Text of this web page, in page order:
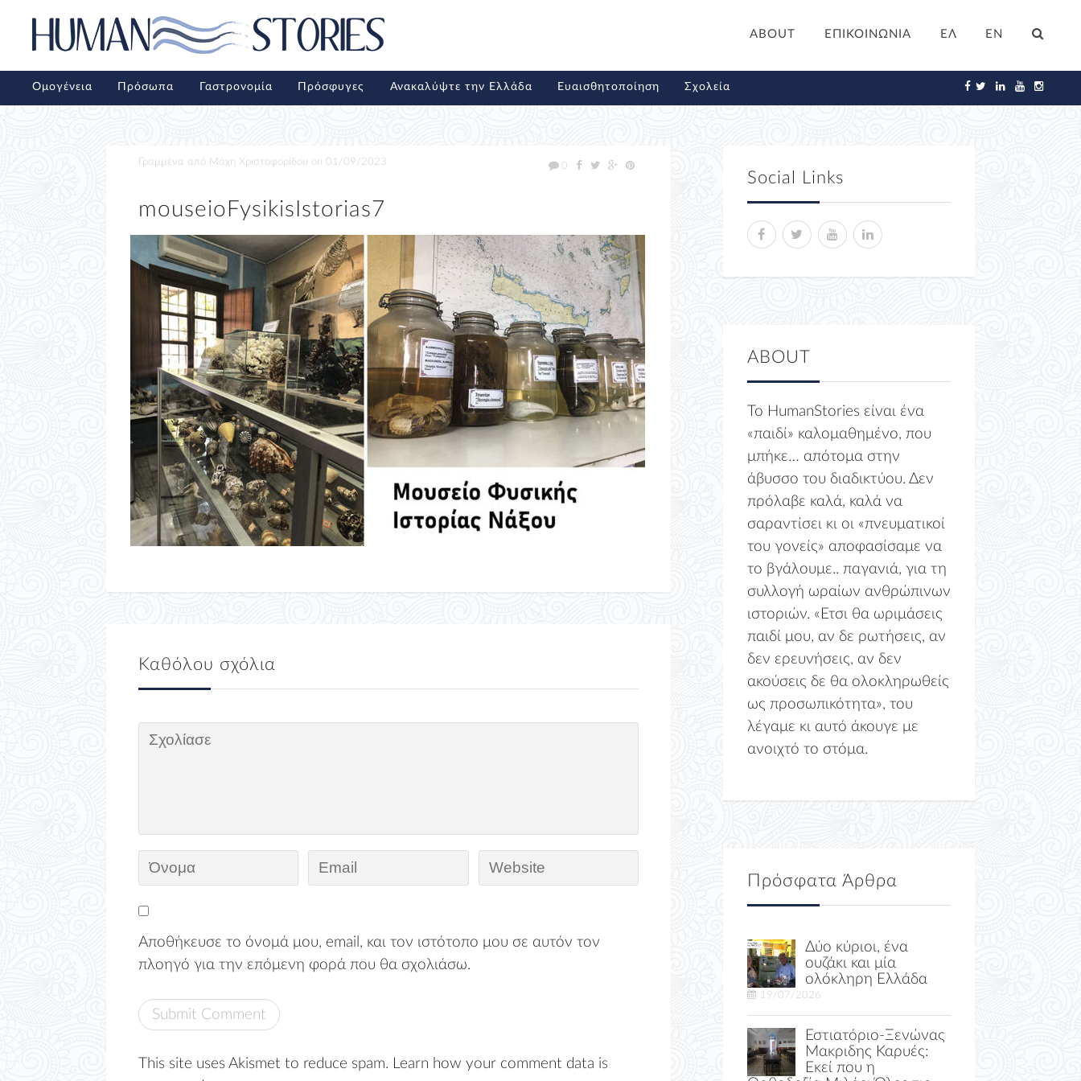
ABOUT ΕΠΙΚΟΙΝΩΝΙΑ ΕΛ EN
Ομογένεια Πρόσωπα Γαστρονομία Πρόσφυγες Ανακαλύψτε την Ελλάδα Ευαισθητοποίηση Σχολεία
Γραμμένα από Μάχη Χριστοφορίδου on 01/09/2023 0
mouseioFysikisIstorias7
Καθόλου σχόλια
Αποθήκευσε το όνομά μου, email, και τον ιστότοπο μου σε αυτόν τον
πλοηγό για την επόμενη φορά που θα σχολιάσω.
This site uses Akismet to reduce spam. Learn how your comment data is
Social Links
ABOUT
Το HumanStories είναι ένα
«παιδί» καλομαθημένο, που
μπήκε… απότομα στην
άβυσσο του διαδικτύου. Δεν
πρόλαβε καλά, καλά να
σαραντίσει κι οι «πνευματικοί
του γονείς» αποφασίσαμε να
το βγάλουμε.. παγανιά, για τη
συλλογή ωραίων ανθρώπινων
ιστοριών. «Ετσι θα ωριμάσεις
παιδί μου, αν δε ρωτήσεις, αν
δεν ερευνήσεις, αν δεν
ακούσεις δε θα ολοκληρωθείς
ως προσωπικότητα», του
λέγαμε κι αυτό άκουγε με
ανοιχτό το στόμα.
Πρόσφατα Άρθρα
Δύο κύριοι, ένα
ουζάκι και μία
ολόκληρη Ελλάδα
19/07/2026
Εστιατόριο-Ξενώνας
Μακριδης Καρυές:
Εκεί που η